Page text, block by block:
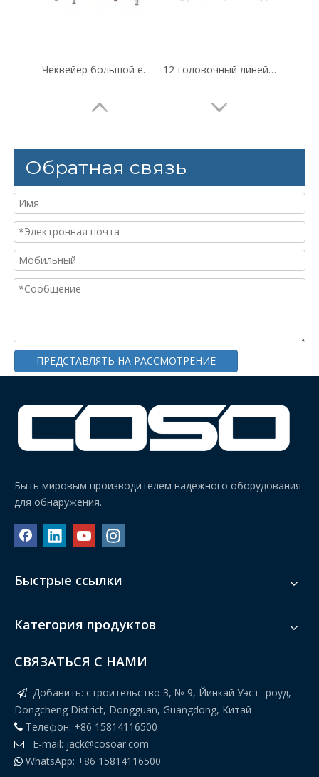
Чеквейер с системой подавления потока воздуха вниз Чеквейер для больших мешков Вертикальный на ремне
Обратная связь
ПРЕДСТАВЛЯТЬ НА РАССМОТРЕНИЕ
Быть мировым производителем надежного оборудования
для обнаружения.
Быстрые ссылки
Категория продуктов
СВЯЗАТЬСЯ С НАМИ
 Добавить: строительство 3, № 9, Йинкай Уэст -роуд,
Dongcheng District, Dongguan, Guangdong, Китай
 Телефон: +86 15814116500
 E-mail: jack@cosoar.com
 WhatsApp: +86 15814116500